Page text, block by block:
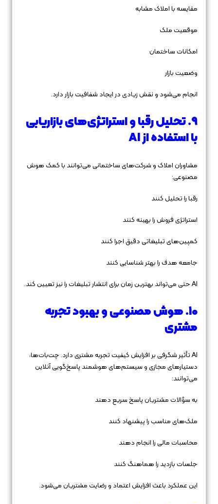
مقایسه با املاک مشابه
موقعیت ملک
امکانات ساختمان
وضعیت بازار
انجام می‌شود و نقش زیادی در ایجاد شفافیت بازار دارد.
9. تحلیل رقبا و استراتژی‌های بازاریابی
با استفاده از AI
مشاوران املاک و شرکت‌های ساختمانی می‌توانند با کمک هوش
مصنوعی:
رقبا را تحلیل کنند
استراتژی فروش را بهینه کنند
کمپین‌های تبلیغاتی دقیق اجرا کنند
جامعه هدف را بهتر شناسایی کنند
AI حتی می‌تواند بهترین زمان برای انتشار تبلیغات را نیز تعیین کند.
10. هوش مصنوعی و بهبود تجربه
مشتری
AI تأثیر شگرفی بر افزایش کیفیت تجربه مشتری دارد. چت‌بات‌ها،
دستیارهای مجازی و سیستم‌های هوشمند پاسخ‌گویی آنلاین
می‌توانند:
به سؤالات مشتریان پاسخ سریع دهند
ملک‌های مناسب را پیشنهاد کنند
محاسبات مالی را انجام دهند
جلسات بازدید را هماهنگ کنند
این عملکرد باعث افزایش اعتماد و رضایت مشتریان می‌شود.